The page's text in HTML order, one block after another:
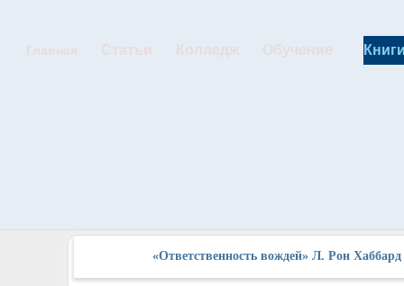
Главная Статьи Колледж Обучение
«Ответственность вождей» Л. Рон Хаббард